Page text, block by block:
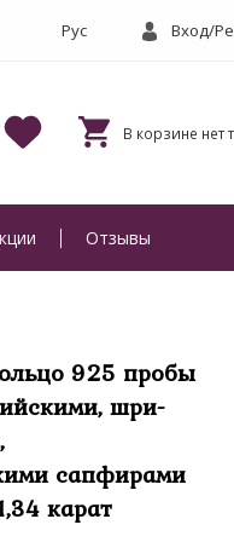
Вход/
Отзывы
925 пробы
шри-
сапфирами
карат